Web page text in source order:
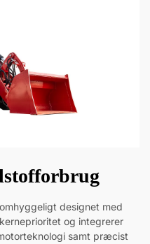
designet med
og integrerer
samt præcist